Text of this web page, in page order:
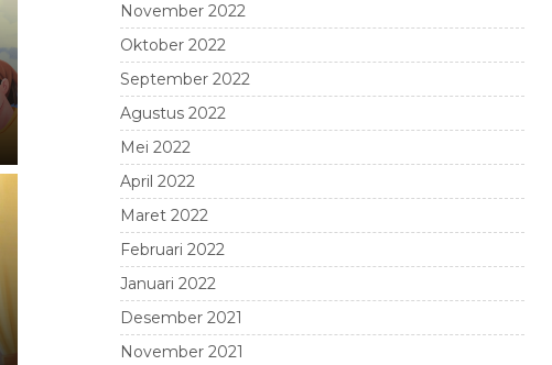
November 2022
Oktober 2022
September 2022
Agustus 2022
Mei 2022
April 2022
Maret 2022
Februari 2022
Januari 2022
Desember 2021
November 2021